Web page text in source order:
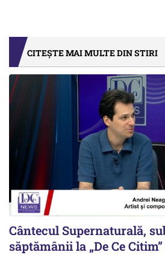
CITEȘTE MAI MULTE DIN STIRI
Cântecul Supernaturală,
săptămânii la „De Ce